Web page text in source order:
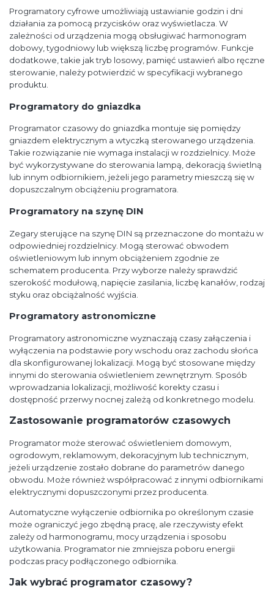
Programatory cyfrowe umożliwiają ustawianie godzin i dni
działania za pomocą przycisków oraz wyświetlacza. W
zależności od urządzenia mogą obsługiwać harmonogram
dobowy, tygodniowy lub większą liczbę programów. Funkcje
dodatkowe, takie jak tryb losowy, pamięć ustawień albo ręczne
sterowanie, należy potwierdzić w specyfikacji wybranego
produktu.
Programatory do gniazdka
Programator czasowy do gniazdka montuje się pomiędzy
gniazdem elektrycznym a wtyczką sterowanego urządzenia.
Takie rozwiązanie nie wymaga instalacji w rozdzielnicy. Może
być wykorzystywane do sterowania lampą, dekoracją świetlną
lub innym odbiornikiem, jeżeli jego parametry mieszczą się w
dopuszczalnym obciążeniu programatora.
Programatory na szynę DIN
Zegary sterujące na szynę DIN są przeznaczone do montażu w
odpowiedniej rozdzielnicy. Mogą sterować obwodem
oświetleniowym lub innym obciążeniem zgodnie ze
schematem producenta. Przy wyborze należy sprawdzić
szerokość modułową, napięcie zasilania, liczbę kanałów, rodzaj
styku oraz obciążalność wyjścia.
Programatory astronomiczne
Programatory astronomiczne wyznaczają czasy załączenia i
wyłączenia na podstawie pory wschodu oraz zachodu słońca
dla skonfigurowanej lokalizacji. Mogą być stosowane między
innymi do sterowania oświetleniem zewnętrznym. Sposób
wprowadzania lokalizacji, możliwość korekty czasu i
dostępność przerwy nocnej zależą od konkretnego modelu.
Zastosowanie programatorów czasowych
Programator może sterować oświetleniem domowym,
ogrodowym, reklamowym, dekoracyjnym lub technicznym,
jeżeli urządzenie zostało dobrane do parametrów danego
obwodu. Może również współpracować z innymi odbiornikami
elektrycznymi dopuszczonymi przez producenta.
Automatyczne wyłączenie odbiornika po określonym czasie
może ograniczyć jego zbędną pracę, ale rzeczywisty efekt
zależy od harmonogramu, mocy urządzenia i sposobu
użytkowania. Programator nie zmniejsza poboru energii
podczas pracy podłączonego odbiornika.
Jak wybrać programator czasowy?